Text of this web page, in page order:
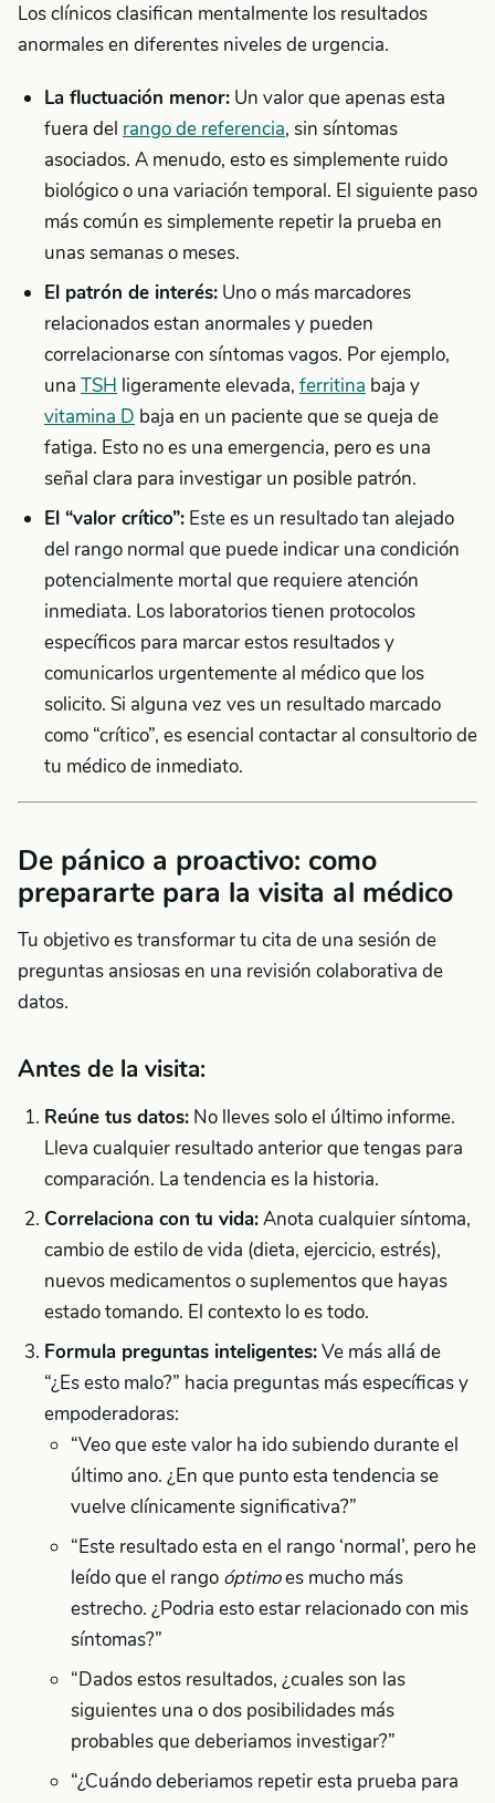
Los clínicos clasifican mentalmente los resultados
anormales en diferentes niveles de urgencia.
La fluctuación menor: Un valor que apenas esta
fuera del rango de referencia, sin síntomas
asociados. A menudo, esto es simplemente ruido
biológico o una variación temporal. El siguiente paso
más común es simplemente repetir la prueba en
unas semanas o meses.
El patrón de interés: Uno o más marcadores
relacionados estan anormales y pueden
correlacionarse con síntomas vagos. Por ejemplo,
una TSH ligeramente elevada, ferritina baja y
vitamina D baja en un paciente que se queja de
fatiga. Esto no es una emergencia, pero es una
señal clara para investigar un posible patrón.
El “valor crítico”: Este es un resultado tan alejado
del rango normal que puede indicar una condición
potencialmente mortal que requiere atención
inmediata. Los laboratorios tienen protocolos
específicos para marcar estos resultados y
comunicarlos urgentemente al médico que los
solicito. Si alguna vez ves un resultado marcado
como “crítico”, es esencial contactar al consultorio de
tu médico de inmediato.
De pánico a proactivo: como
prepararte para la visita al médico
Tu objetivo es transformar tu cita de una sesión de
preguntas ansiosas en una revisión colaborativa de
datos.
Antes de la visita:
Reúne tus datos: No lleves solo el último informe.
Lleva cualquier resultado anterior que tengas para
comparación. La tendencia es la historia.
Correlaciona con tu vida:Anota cualquier síntoma,
cambio de estilo de vida (dieta, ejercicio, estrés),
nuevos medicamentos o suplementos que hayas
estado tomando. El contexto lo es todo.
Formula preguntas inteligentes:Ve más allá de
“¿Es esto malo?” hacia preguntas más específicas y
empoderadoras:
“Veo que este valor ha ido subiendo durante el
último ano. ¿En que punto esta tendencia se
vuelve clínicamente significativa?”
“Este resultado esta en el rango ‘normal’, pero he
leído que el rango óptimoes mucho más
estrecho. ¿Podria esto estar relacionado con mis
síntomas?”
“Dados estos resultados, ¿cuales son las
siguientes una o dos posibilidades más
probables que deberiamos investigar?”
“¿Cuándo deberiamos repetir esta prueba para